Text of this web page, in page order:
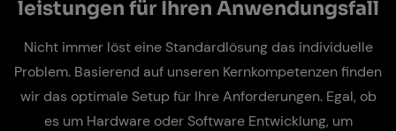
leis­tun­gen für Ih­ren An­wen­dungs­fall
Nicht immer löst eine Standardlösung das individuelle
Problem. Basierend auf unseren Kernkompetenzen finden
wir das optimale Setup für Ihre Anforderungen. Egal, ob
es um Hard­ware oder Soft­ware Ent­wick­lung, um